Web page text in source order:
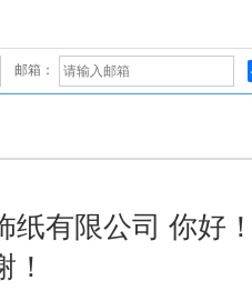
邮箱：
纸有限公司 你好
！